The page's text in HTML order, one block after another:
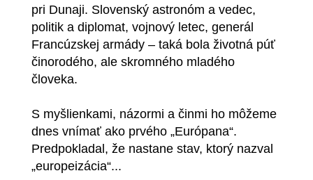
pri Dunaji. Slovenský astronóm a vedec,
politik a diplomat, vojnový letec, generál
Francúzskej armády – taká bola životná púť
činorodého, ale skromného mladého
človeka.
S myšlienkami, názormi a činmi ho môžeme
dnes vnímať ako prvého „Európana“.
Predpokladal, že nastane stav, ktorý nazval
„europeizácia“...